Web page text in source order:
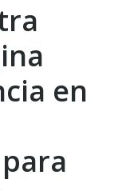
en